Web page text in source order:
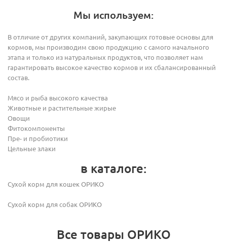
Мы используем:
В отличие от других компаний, закупающих готовые основы для
кормов, мы производим свою продукцию с самого начального
этапа и только из натуральных продуктов, что позволяет нам
гарантировать высокое качество кормов и их сбалансированный
состав.
Мясо и рыба высокого качества
Животные и растительные жирыe
Овощи
Фитокомпоненты
Пре- и пробиотики
Цельные злаки
в каталоге:
Сухой корм для кошек ОРИКО
Сухой корм для собак ОРИКО
Все товары ОРИКО